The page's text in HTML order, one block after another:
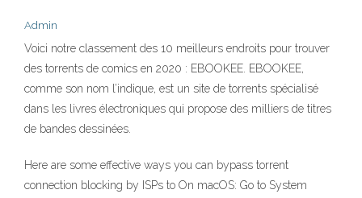
Admin
Voici notre classement des 10 meilleurs endroits pour trouver
des torrents de comics en 2020 : EBOOKEE. EBOOKEE,
comme son nom l’indique, est un site de torrents spécialisé
dans les livres électroniques qui propose des milliers de titres
de bandes dessinées.
Here are some effective ways you can bypass torrent
connection blocking by ISPs to On macOS: Go to System